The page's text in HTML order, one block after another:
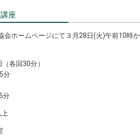
座
会ホームページにて３月28日(火)午前10時か
各回30分）
分
分